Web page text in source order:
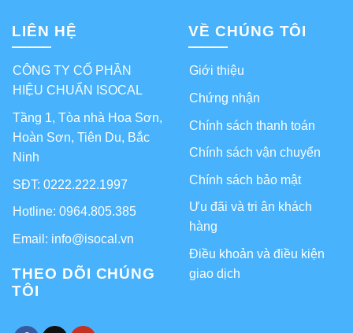
LIÊN HỆ
CÔNG TY CỔ PHẦN
HIỆU CHUẨN ISOCAL
Tầng 1, Tòa nhà Hoa Sơn,
Hoàn Sơn, Tiên Du, Bắc
Ninh
SĐT: 0222.222.1997
Hotline: 0964.805.385
Email: info@isocal.vn
THEO DÕI CHÚNG
TÔI
VỀ CHÚNG TÔI
Giới thiệu
Chứng nhận
Chính sách thanh toán
Chính sách vận chuyển
Chính sách bảo mật
Ưu đãi và tri ân khách
hàng
Điều khoản và điều kiện
giao dịch